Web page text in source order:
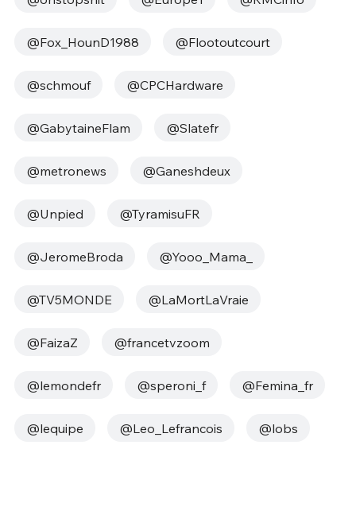
@Fox_HounD1988 @Flootoutcourt
@schmouf @CPCHardware
@GabytaineFlam @Slatefr
@metronews @Ganeshdeux
@Unpied @TyramisuFR
@JeromeBroda @Yooo_Mama_
@TV5MONDE @LaMortLaVraie
@FaizaZ @francetvzoom
@lemondefr @speroni_f @Femina_fr
@lequipe @Leo_Lefrancois @lobs